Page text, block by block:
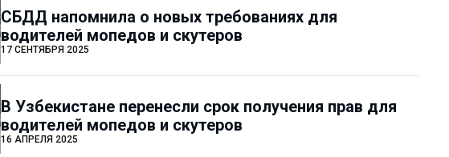
СБДД напомнила о новых требованиях для
водителей мопедов и скутеров
17 СЕНТЯБРЯ 2025
В Узбекистане перенесли срок получения прав для
водителей мопедов и скутеров
16 АПРЕЛЯ 2025